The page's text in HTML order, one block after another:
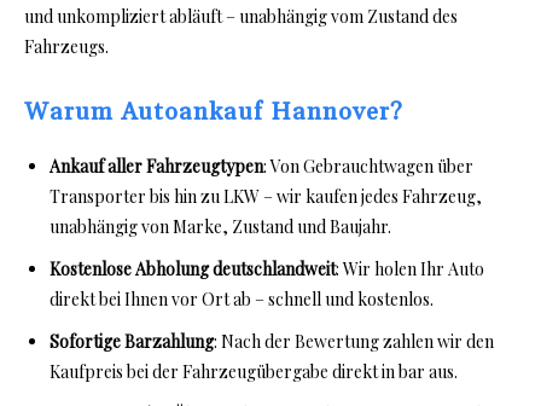
und unkompliziert abläuft – unabhängig vom Zustand des
Fahrzeugs.
Warum Autoankauf Hannover?
Ankauf aller Fahrzeugtypen: Von Gebrauchtwagen über
Transporter bis hin zu LKW – wir kaufen jedes Fahrzeug,
unabhängig von Marke, Zustand und Baujahr.
Kostenlose Abholung deutschlandweit: Wir holen Ihr Auto
direkt bei Ihnen vor Ort ab – schnell und kostenlos.
Sofortige Barzahlung: Nach der Bewertung zahlen wir den
Kaufpreis bei der Fahrzeugübergabe direkt in bar aus.